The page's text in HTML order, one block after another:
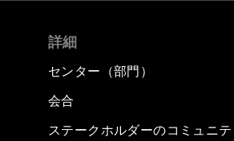
詳細
センター（部門）
会合
ステークホルダーのコミュニテ